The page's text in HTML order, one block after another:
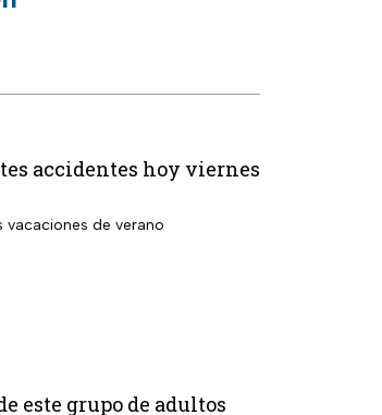
accidentes hoy viernes
vacaciones de verano
este grupo de adultos